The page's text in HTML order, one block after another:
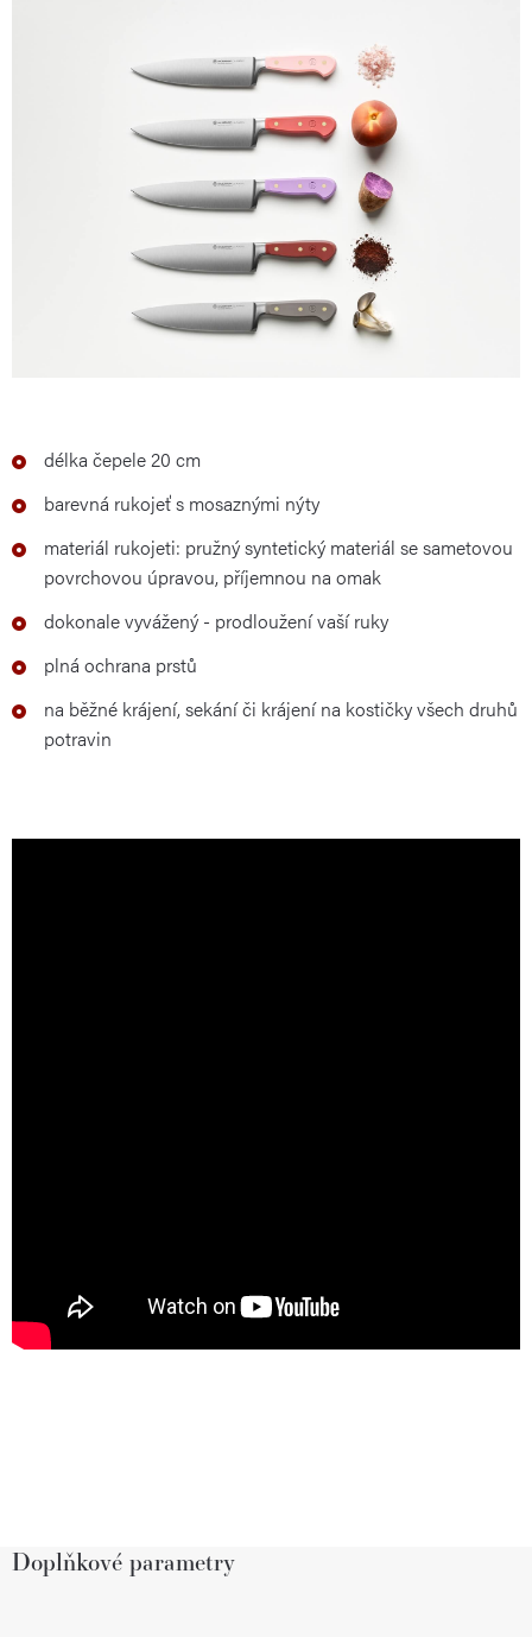
délka čepele 20 cm
barevná rukojeť s mosaznými nýty
materiál rukojeti: pružný syntetický materiál se sametovou
povrchovou úpravou, příjemnou na omak
dokonale vyvážený - prodloužení vaší ruky
plná ochrana prstů
na běžné krájení, sekání či krájení na kostičky všech druhů
potravin
Doplňkové parametry